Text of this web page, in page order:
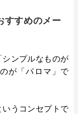
すすめのメー
シンプルなものが
が「パロマ」で
うコンセプトで